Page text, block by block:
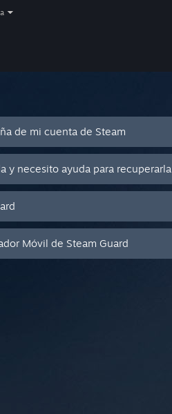
de mi cuenta de Steam
y necesito ayuda para recuperarla
Móvil de Steam Guard